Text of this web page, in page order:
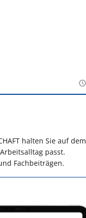
halten Sie auf dem
passt.
Fachbeiträgen.